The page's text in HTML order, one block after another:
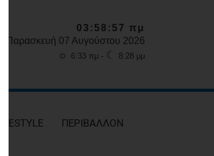
03:58:58 πμ
Παρασκευή 07 Αυγούστου 2026
☼ 6:33 πμ - ☾ 8:28 μμ
LIFESTYLE ΠΕΡΙΒΑΛΛΟΝ